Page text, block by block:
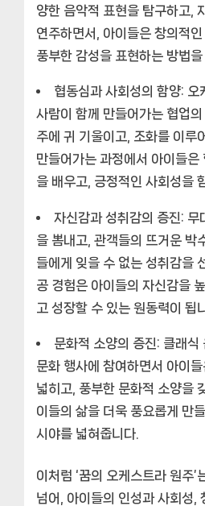
양한 음악적 표현을 탐구하고,
연주하면서, 아이들은 창의적
풍부한 감성을 표현하는 방법을
협동심과 사회성의 함양: 오
사람이 함께 만들어가는 협업
주에 귀 기울이고, 조화를 이루
만들어가는 과정에서 아이들은
을 배우고, 긍정적인 사회성을
자신감과 성취감의 증진: 무
을 뽐내고, 관객들의 뜨거운 박
들에게 잊을 수 없는 성취감을
공 경험은 아이들의 자신감을
고 성장할 수 있는 원동력이 됩
문화적 소양의 증진: 클래식
문화 행사에 참여하면서 아이
넓히고, 풍부한 문화적 소양을
이들의 삶을 더욱 풍요롭게 만
시야를 넓혀줍니다.
이처럼 ‘꿈의 오케스트라 원주
넘어, 아이들의 인성과 사회성,